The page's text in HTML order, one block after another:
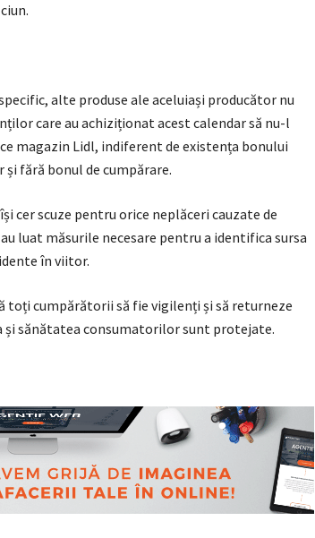
alte produse ale aceluiași producător nu
care au achiziționat acest calendar să nu-l
magazin Lidl, indiferent de existența bonului
fără bonul de cumpărare.
cer scuze pentru orice neplăceri cauzate de
luat măsurile necesare pentru a identifica sursa
în viitor.
cumpărătorii să fie vigilenți și să returneze
și sănătatea consumatorilor sunt protejate.